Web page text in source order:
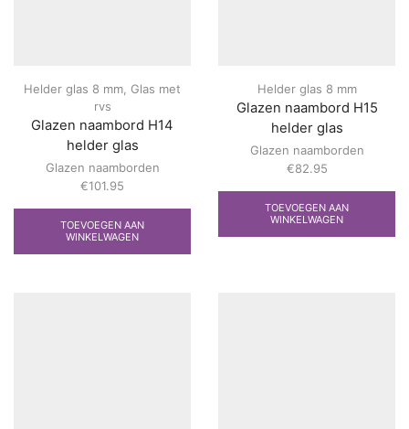
Helder glas 8 mm, Glas met
rvs
Glazen naambord H14
helder glas
Glazen naamborden
€101.95
TOEVOEGEN AAN
WINKELWAGEN
Helder glas 8 mm
Glazen naambord H15
helder glas
Glazen naamborden
€82.95
TOEVOEGEN AAN
WINKELWAGEN